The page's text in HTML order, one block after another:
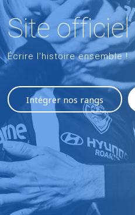
Site officiel
Écrire l'histoire ensemble !
Intégrer nos rangs